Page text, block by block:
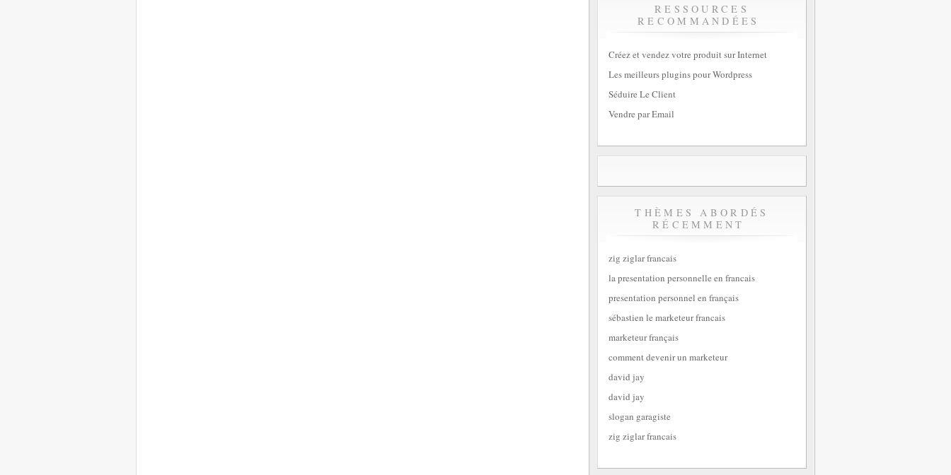
RESSOURCES
RECOMMANDÉES
Créez et vendez votre produit sur Internet
Les meilleurs plugins pour Wordpress
Séduire Le Client
Vendre par Email
THÈMES ABORDÉS
RÉCEMMENT
zig ziglar francais
la presentation personnelle en francais
presentation personnel en français
sébastien le marketeur francais
marketeur français
comment devenir un marketeur
david jay
david jay
slogan garagiste
zig ziglar francais